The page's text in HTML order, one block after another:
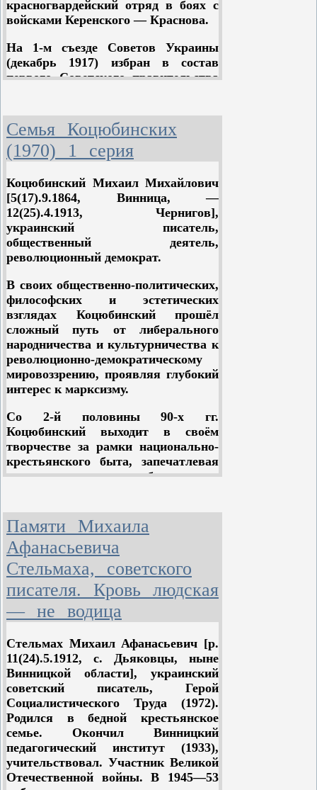
красногвардейский отряд в боях с
войсками Керенского — Краснова.
На 1-м съезде Советов Украины
(декабрь 1917) избран в состав
первого Советского правительства
С января 1918 главнокомандующий
советскими войсками на Украине;
руководил операцией по разгрому
националистических войск и
освобождению Киева от
Центральной рады; член
Всеукраинского ВРК (Военно-
Революционного Комитета
).
После оккупации Украины
немецкими войсками член
повстанческого Украинского
правительства и областного
комитета партии. В 1919 член
Военно-революционного совета
Украинского фронта; председатель
Черниговского губкома КП (б)
Украины.
Семья Коцюбинских
(1970) 1 серия
Коцюбинский Михаил Михайлович
[5(17).9.1864, Винница, —
12(25).4.1913, Чернигов],
украинский писатель,
общественный деятель,
революционный демократ.
В своих общественно-политических,
философских и эстетических
взглядах Коцюбинский прошёл
сложный путь от либерального
народничества и культурничества к
революционно-демократическому
мировоззрению, проявляя глубокий
интерес к марксизму.
Со 2-й половины 90-х гг.
Коцюбинский выходит в своём
творчестве за рамки национально-
крестьянского быта, запечатлевая
жизнь различных слоев буржуазного
morgana" (ч. 1—2, 1904—10) и др.
произведения, написанные в 1904—
1912, — дают широкую панораму
событий периода Революции 1905—
1907 и наступившей затем реакции.
Писатель рисует картины народной
расправы над угнетателями,
рождение новой деревни,
собирающей вместе с рабочим
классом силы для революционного
натиска. Он показал в своих
новеллах истерзанную погромами
городскую провинцию ("Смех", "Он
идёт", обе — 1906), гневное
брожение в народе ("Как мы ездили
в Криницу", 1908, "Что записано в
книгу жизни", 1911), героев
революционного подполья,
Памяти Михаила
Афанасьевича
Стельмаха, советского
писателя. Кровь людская
— не водица
Стельмах Михаил Афанасьевич [р.
11(24).5.1912, с. Дьяковцы, ныне
Винницкой области], украинский
советский писатель, Герой
Социалистического Труда (1972).
Родился в бедной крестьянское
семье. Окончил Винницкий
педагогический институт (1933),
учительствовал. Участник Великой
Отечественной войны. В 1945—53